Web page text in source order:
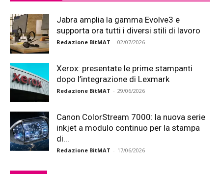
Jabra amplia la gamma Evolve3 e
supporta ora tutti i diversi stili di lavoro
Redazione BitMAT - 02/07/2026
Xerox: presentate le prime stampanti
dopo l’integrazione di Lexmark
Redazione BitMAT - 29/06/2026
Canon ColorStream 7000: la nuova serie
inkjet a modulo continuo per la stampa
di...
Redazione BitMAT - 17/06/2026